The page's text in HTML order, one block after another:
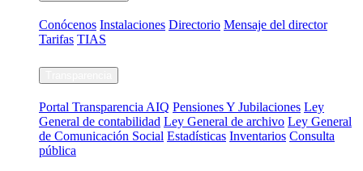
Conócenos Instalaciones Directorio Mensaje del director
Tarifas TIAS
Portal Transparencia AIQ Pensiones Y Jubilaciones Ley
General de contabilidad Ley General de archivo Ley General
de Comunicación Social Estadísticas Inventarios Consulta
pública